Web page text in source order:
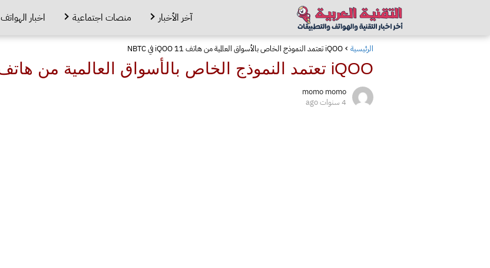
آخر الأخبار منصات اجتماعية اخبار الهواتف
الرئيسية iQOO تعتمد النموذج الخاص بالأسواق العالمية من هاتف iQOO 11 في NBTC
iQOO تعتمد النموذج الخاص بالأسواق العالمية من هاتف iQOO 11 في NBTC
momo momo
4 سنوات ago